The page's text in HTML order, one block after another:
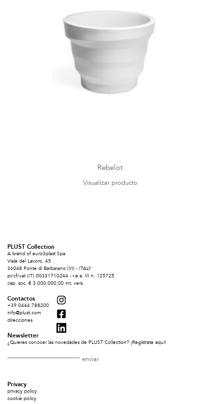
Rebelot
Visualizar producto
PLUST Collection
A brand of euro3plast Spa
Viale del Lavoro, 45
36048 Ponte di Barbarano (VI) - ITALY
pi/cf/vat (IT) 00331710244 - r.e.a. VI n. 125725
cap. soc. € 3.000.000,00 int. vers.
Contactos
+39 0444 788200
info@plust.com
direcciones
Newsletter
¿Quieres conocer las novedades de PLUST Collection? ¡Regístrate aquí!
Privacy
privacy policy
cookie policy